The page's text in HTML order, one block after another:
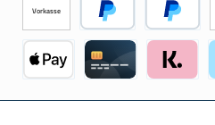
Vorkasse
PayPal Später